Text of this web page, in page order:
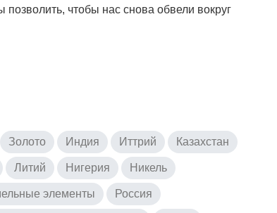
чтобы нас снова обвели вокруг
Золото Индия Иттрий Казахстан
Литий Нигерия Никель
элементы Россия